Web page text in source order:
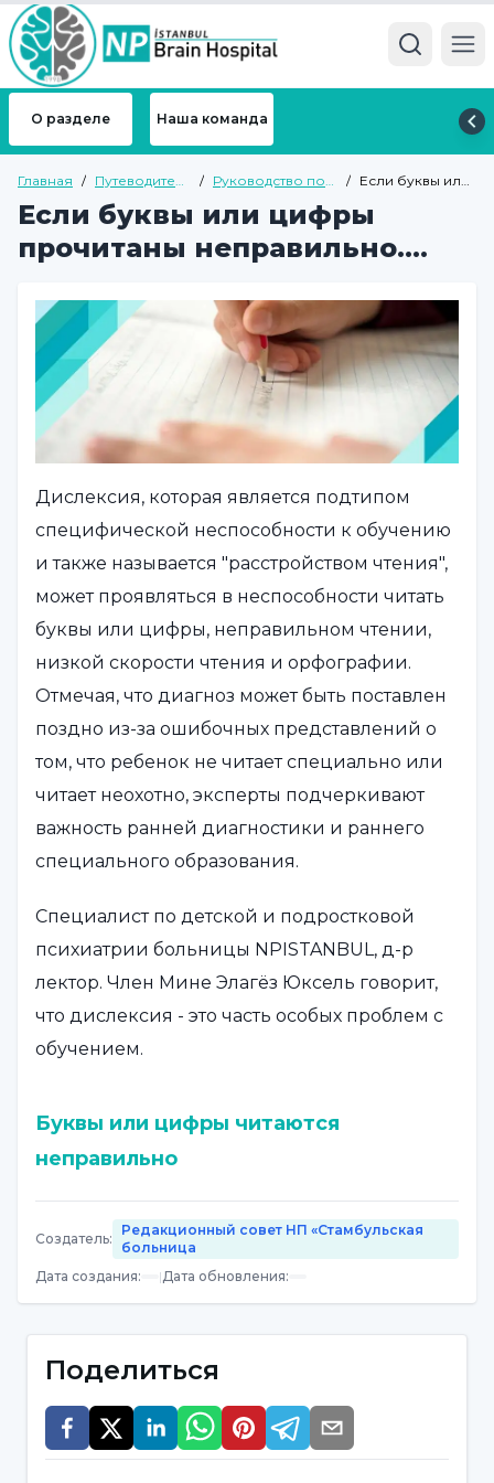
О разделе Наша команда
Главная / Путеводитель
/ Руководство по
подростковой
/
Если буквы или
прочитаны
Если буквы или цифры
прочитаны неправильно....
Дислексия, которая является подтипом
специфической неспособности к обучению
и также называется "расстройством чтения",
может проявляться в неспособности читать
буквы или цифры, неправильном чтении,
низкой скорости чтения и орфографии.
Отмечая, что диагноз может быть поставлен
поздно из-за ошибочных представлений о
том, что ребенок не читает специально или
читает неохотно, эксперты подчеркивают
важность ранней диагностики и раннего
специального образования.
Специалист по детской и подростковой
психиатрии больницы NPISTANBUL, д-р
лектор. Член Мине Элагёз Юксель говорит,
что дислексия - это часть особых проблем с
обучением.
Буквы или цифры читаются
неправильно
называют "расстройством чтения", является
наиболее распространенным подтипом
специальной неспособности к обучению, д-
р лектор. Профессор Мине Элагёз Юксель
сказал: "Дислексия может наблюдаться как у
мальчиков, так и у девочек. Дислексию
можно заподозрить, если навыки чтения у
Создатель:
Редакционный совет НП «Стамбульская
больница
Дата создания: |Дата обновления:
Поделиться